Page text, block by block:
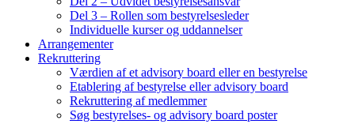
Del 3 – Rollen som bestyrelsesleder
Individuelle kurser og uddannelser
Arrangementer
Rekruttering
Værdien af et advisory board eller en bestyrelse
Etablering af bestyrelse eller advisory board
Rekruttering af medlemmer
Søg bestyrelses- og advisory board poster